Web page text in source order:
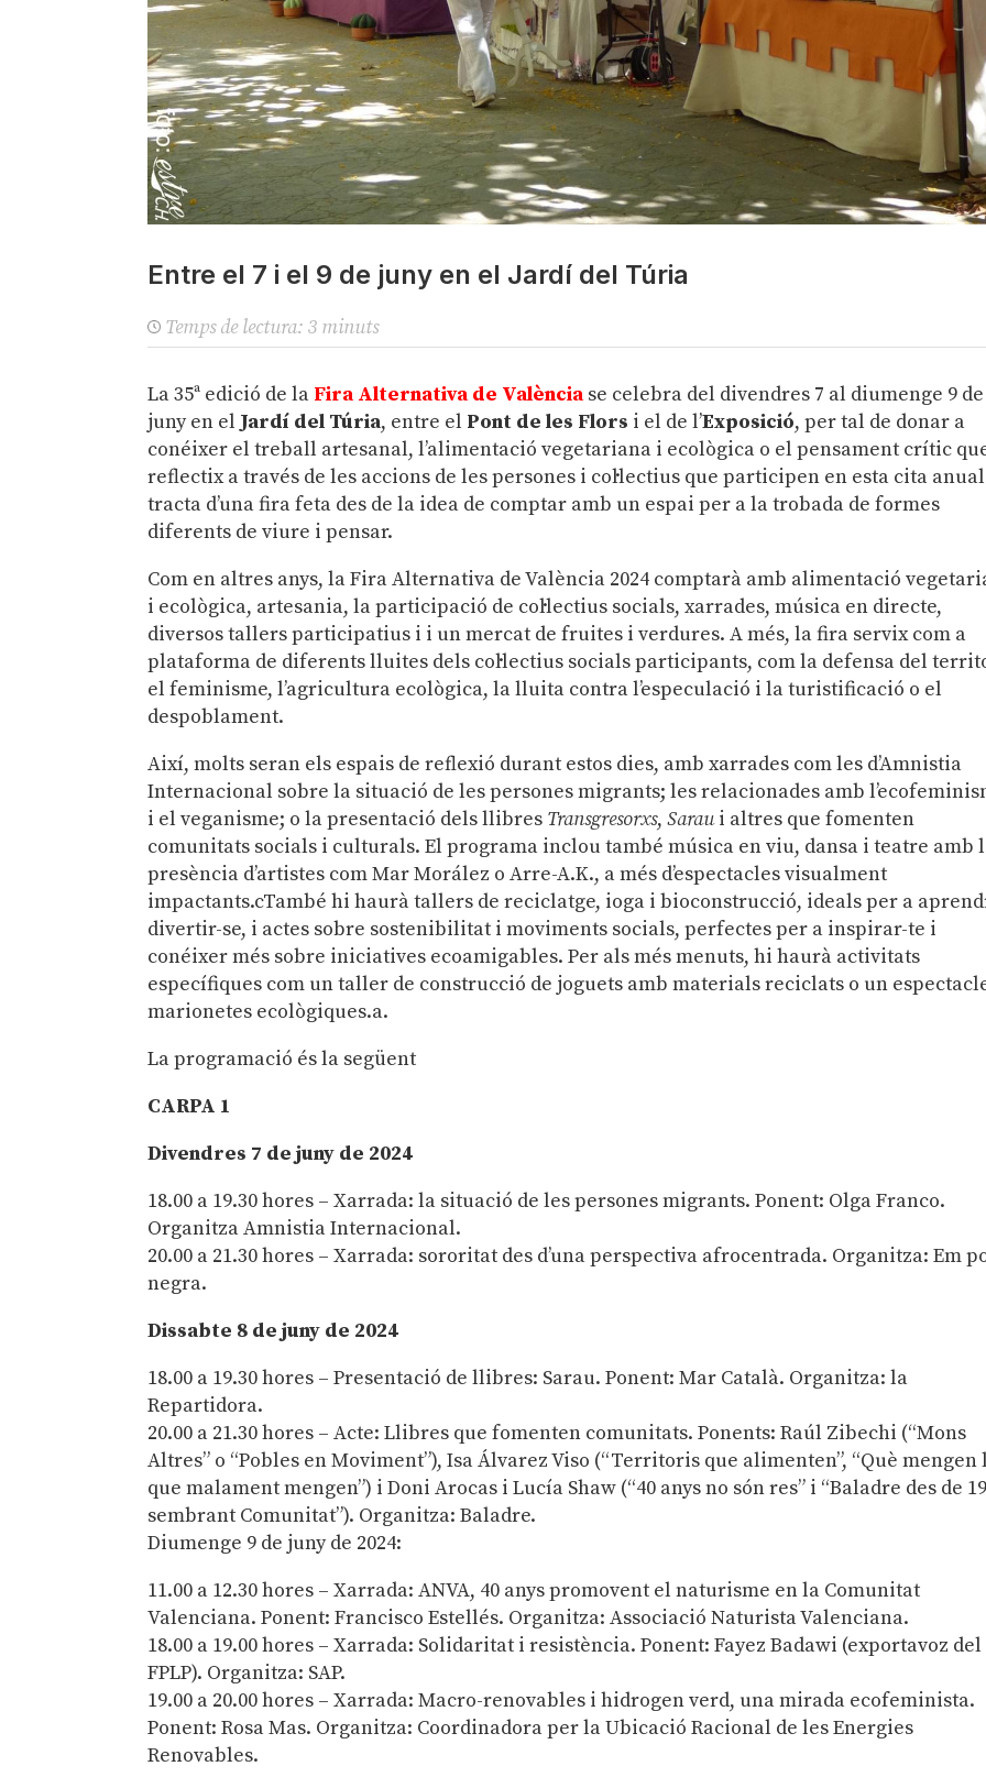
Entre el 7 i el 9 de juny en el Jardí del Túria
Temps de lectura: 3 minuts
La 35ª edició de la Fira Alternativa de Valènciase celebra del divendres 7 al diumenge 9 de
juny en el Jardí del Túria, entre el Pont de les Flors i el de l’Exposició, per tal de donar a
conéixer el treball artesanal, l’alimentació vegetariana i ecològica o el pensament crític
reflectix a través de les accions de les persones i col·lectius que participen en esta cita
tracta d’una fira feta des de la idea de comptar amb un espai per a la trobada de formes
diferents de viure i pensar.
Com en altres anys, la Fira Alternativa de València 2024 comptarà amb alimentació
i ecològica, artesania, la participació de col·lectius socials, xarrades, música en directe,
diversos tallers participatius i i un mercat de fruites i verdures. A més, la fira servix com a
plataforma de diferents lluites dels col·lectius socials participants, com la defensa del
el feminisme, l’agricultura ecològica, la lluita contra l’especulació i la turistificació o el
despoblament.
Així, molts seran els espais de reflexió durant estos dies, amb xarrades com les d’Amnistia
Internacional sobre la situació de les persones migrants; les relacionades amb
i el veganisme; o la presentació dels llibres Transgresorxs,Saraui altres que fomenten
comunitats socials i culturals. El programa inclou també música en viu, dansa i teatre amb
presència d’artistes com Mar Morález o Arre-A.K., a més d’espectacles visualment
impactants.cTambé hi haurà tallers de reciclatge, ioga i bioconstrucció, ideals per a
divertir-se, i actes sobre sostenibilitat i moviments socials, perfectes per a inspirar-te i
conéixer més sobre iniciatives ecoamigables. Per als més menuts, hi haurà activitats
específiques com un taller de construcció de joguets amb materials reciclats o un
marionetes ecològiques.a.
La programació és la següent
CARPA 1
Divendres 7 de juny de 2024
18.00 a 19.30 hores – Xarrada: la situació de les persones migrants. Ponent: Olga Franco.
Organitza Amnistia Internacional.
20.00 a 21.30 hores – Xarrada: sororitat des d’una perspectiva afrocentrada. Organitza: Em
negra.
Dissabte 8 de juny de 2024
18.00 a 19.30 hores – Presentació de llibres: Sarau. Ponent: Mar Català. Organitza: la
Repartidora.
20.00 a 21.30 hores – Acte: Llibres que fomenten comunitats. Ponents: Raúl Zibechi (“Mons
Altres” o “Pobles en Moviment”), Isa Álvarez Viso (“Territoris que alimenten”, “Què mengen
que malament mengen”) i Doni Arocas i Lucía Shaw (“40 anys no són res” i “Baladre des de
sembrant Comunitat”). Organitza: Baladre.
Diumenge 9 de juny de 2024:
11.00 a 12.30 hores – Xarrada: ANVA, 40 anys promovent el naturisme en la Comunitat
Valenciana. Ponent: Francisco Estellés. Organitza: Associació Naturista Valenciana.
18.00 a 19.00 hores – Xarrada: Solidaritat i resistència. Ponent: Fayez Badawi (exportavoz del
FPLP). Organitza: SAP.
19.00 a 20.00 hores – Xarrada: Macro-renovables i hidrogen verd, una mirada ecofeminista.
Ponent: Rosa Mas. Organitza: Coordinadora per la Ubicació Racional de les Energies
Renovables.